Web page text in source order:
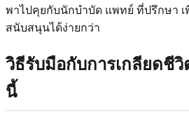
พาไปคุยกับนักบำบัด แพทย์ ที่ปรึกษา เ
สนับสนุนได้ง่ายกว่า
วิธีรับมือกับการเกลียดชีวิ
นี้